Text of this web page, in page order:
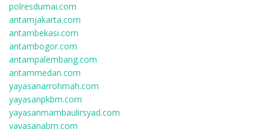
polresdumai.com
antamjakarta.com
antambekasi.com
antambogor.com
antampalembang.com
antammedan.com
yayasanarrohmah.com
yayasanpkbm.com
yayasanmambaulirsyad.com
yayasanabm.com